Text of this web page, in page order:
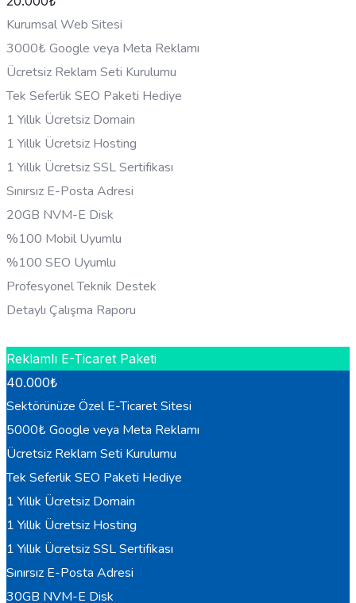
Kurumsal Web Sitesi
3000₺ Google veya Meta Reklamı
Ücretsiz Reklam Seti Kurulumu
Tek Seferlik SEO Paketi Hediye
1 Yıllık Ücretsiz Domain
1 Yıllık Ücretsiz Hosting
1 Yıllık Ücretsiz SSL Sertifikası
Sınırsız E-Posta Adresi
20GB NVM-E Disk
%100 Mobil Uyumlu
%100 SEO Uyumlu
Profesyonel Teknik Destek
Detaylı Çalışma Raporu
Reklamlı E-Ticaret Paketi
40.000₺
Sektörünüze Özel E-Ticaret Sitesi
5000₺ Google veya Meta Reklamı
Ücretsiz Reklam Seti Kurulumu
Tek Seferlik SEO Paketi Hediye
1 Yıllık Ücretsiz Domain
1 Yıllık Ücretsiz Hosting
1 Yıllık Ücretsiz SSL Sertifikası
Sınırsız E-Posta Adresi
30GB NVM-E Disk